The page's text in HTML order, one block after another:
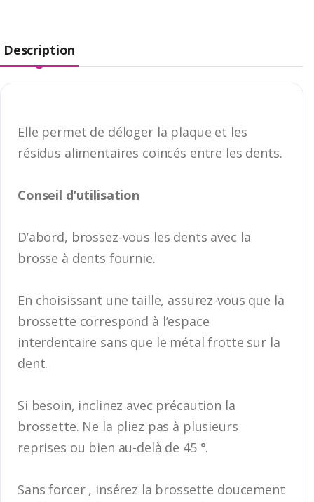
Description
Elle permet de déloger la plaque et les
résidus alimentaires coincés entre les dents.
Conseil d’utilisation
D’abord, brossez-vous les dents avec la
brosse à dents fournie.
En choisissant une taille, assurez-vous que la
brossette correspond à l’espace
interdentaire sans que le métal frotte sur la
dent.
Si besoin, inclinez avec précaution la
brossette. Ne la pliez pas à plusieurs
reprises ou bien au-delà de 45 °.
Sans forcer , insérez la brossette doucement